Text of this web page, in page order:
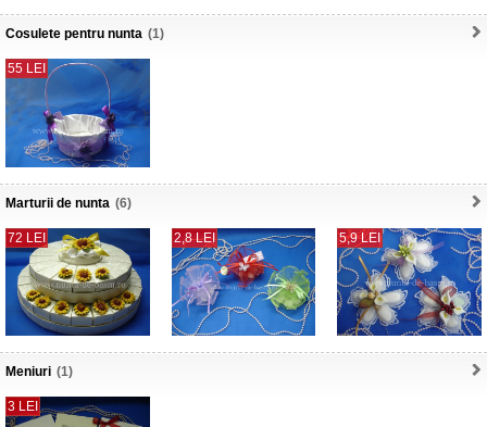
Cosulete pentru nunta (1)
55 LEI
Marturii de nunta (6)
72 LEI 2,8 LEI 5,9 LEI
Meniuri (1)
3 LEI